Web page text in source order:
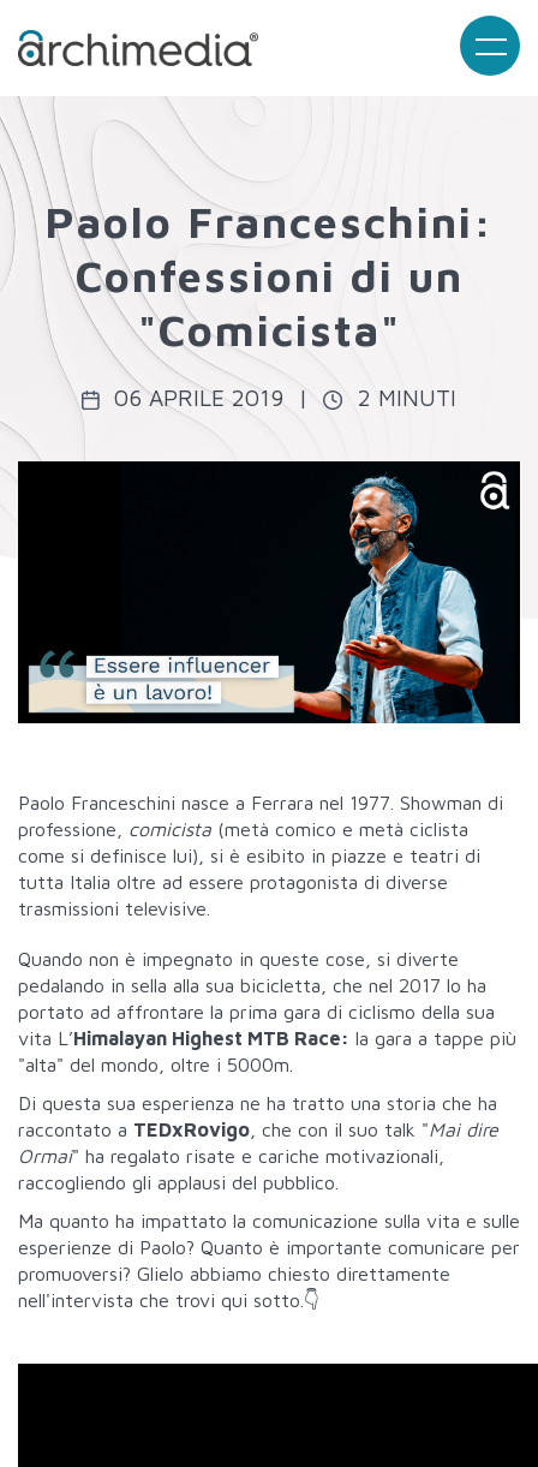
Paolo Franceschini:
Confessioni di un
"Comicista"
06 APRILE 2019 | 2 MINUTI
Paolo Franceschini nasce a Ferrara nel 1977. Showman di
professione, comicista (metà comico e metà ciclista
come si definisce lui), si è esibito in piazze e teatri di
tutta Italia oltre ad essere protagonista di diverse
trasmissioni televisive.
Quando non è impegnato in queste cose, si diverte
pedalando in sella alla sua bicicletta, che nel 2017 lo ha
portato ad affrontare la prima gara di ciclismo della sua
vita L’Himalayan Highest MTB Race: la gara a tappe più
"alta" del mondo, oltre i 5000m.
Di questa sua esperienza ne ha tratto una storia che ha
raccontato a TEDxRovigo , che con il suo talk "Mai dire
Ormai" ha regalato risate e cariche motivazionali,
raccogliendo gli applausi del pubblico.
Ma quanto ha impattato la comunicazione sulla vita e sulle
esperienze di Paolo? Quanto è importante comunicare per
promuoversi? Glielo abbiamo chiesto direttamente
nell'intervista che trovi qui sotto.👇